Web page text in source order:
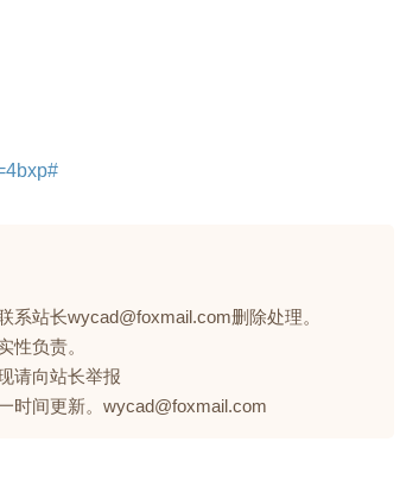
站长wycad@foxmail.com删除处理。
性负责。
请向站长举报
时间更新。wycad@foxmail.com